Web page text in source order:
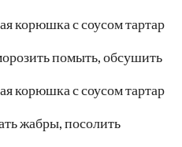
помыть, обсушить
жабры, посолить